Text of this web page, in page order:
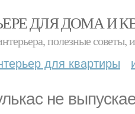
ДЛЯ ДОМА И
полезные советы,
для квартиры
не